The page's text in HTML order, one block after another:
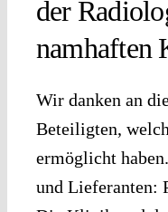
der
Wir danken an
Beteiligten,
ermöglicht
und Lieferanten: